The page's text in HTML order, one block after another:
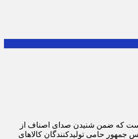
است که ضمن شنیدن صدای اصناف از
حامی تولیدکنندگان کالاهای